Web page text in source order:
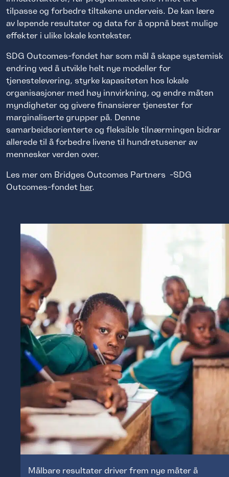
tilpasse og forbedre tiltakene underveis. De kan lære
av løpende resultater og data for å oppnå best mulige
effekter i ulike lokale kontekster.
SDG Outcomes-fondet har som mål å skape systemisk
endring ved å utvikle helt nye modeller for
tjenestelevering, styrke kapasiteten hos lokale
organisasjoner med høy innvirkning, og endre måten
myndigheter og givere finansierer tjenester for
marginaliserte grupper på. Denne
samarbeidsorienterte og fleksible tilnærmingen bidrar
allerede til å forbedre livene til hundretusener av
mennesker verden over.
Les mer om Bridges Outcomes Partners -SDG
Outcomes-fondet her.
Målbare resultater driver frem nye måter å